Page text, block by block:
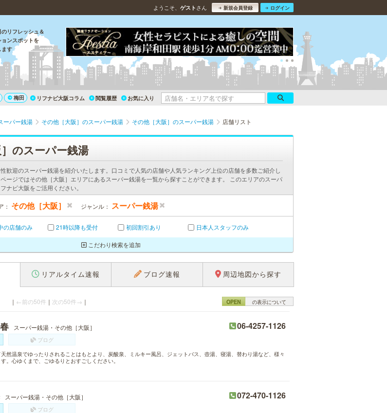
ようこそ、 ゲスト さん 新規会員登録 ログイン
のリフレッシュ＆
ョンスポットを
ます
梅田 リフナビ大阪コラム 閲覧履歴 お気に入り
ーパー銭湯 その他［大阪］のスーパー銭湯 その他［大阪］のスーパー銭湯 店舗リスト
のスーパー銭湯
歓迎のスーパー銭湯を紹介いたします。口コミで人気の店舗や人気ランキング上位の店舗を多数ご紹介し
ージではその他［大阪］エリアにあるスーパー銭湯を一覧から探すことができます。 このエリアのスーパ
ナビ大阪をご活用ください。
： その他［大阪］ ジャンル： スーパー銭湯
の店舗のみ 21時以降も受付 初回割引あり 日本人スタッフのみ
こだわり検索を追加
リアルタイム速報 ブログ速報 周辺地図から探す
｜ ←前の50件 ｜ 次の50件→ ｜ OPEN の表示について
スーパー銭湯・その他［大阪］ 06-4257-1126
ブログ
然温泉でゆったりされることはもとより、炭酸泉、ミルキー風呂、ジェットバス、壺湯、寝湯、替わり湯など、様々
。心ゆくまで、ごゆるりとおすごしください。
スーパー銭湯・その他［大阪］ 072-470-1126
ブログ